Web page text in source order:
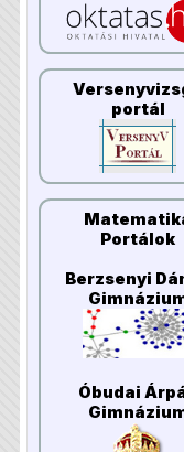
portál
Portálok
Berzsenyi
Óbudai